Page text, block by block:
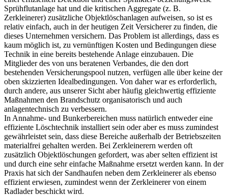
Sprühflutanlage hat und die kritischen Aggregate (z. B.
Zerkleinerer) zusätzliche Objektlöschanlagen aufweisen, so ist es
relativ einfach, auch in der heutigen Zeit Versicherer zu finden, die
dieses Unternehmen versichern. Das Problem ist allerdings, dass es
kaum möglich ist, zu vernünftigen Kosten und Bedingungen diese
Technik in eine bereits bestehende Anlage einzubauen. Die
Mitglieder des von uns beratenen Verbandes, die den dort
bestehenden Versicherungspool nutzen, verfügen alle über keine der
oben skizzierten Idealbedingungen. Von daher war es erforderlich,
durch andere, aus unserer Sicht aber häufig gleichwertig effiziente
Maßnahmen den Brandschutz organisatorisch und auch
anlagentechnisch zu verbessern.
In Annahme- und Bunkerbereichen muss natürlich entweder eine
effiziente Löschtechnik installiert sein oder aber es muss zumindest
gewährleistet sein, dass diese Bereiche außerhalb der Betriebszeiten
materialfrei gehalten werden. Bei Zerkleinerern werden oft
zusätzlich Objektlöschungen gefordert, was aber selten effizient ist
und durch eine sehr einfache Maßnahme ersetzt werden kann. In der
Praxis hat sich der Sandhaufen neben dem Zerkleinerer als ebenso
effizient erwiesen, zumindest wenn der Zerkleinerer von einem
Radlader beschickt wird.